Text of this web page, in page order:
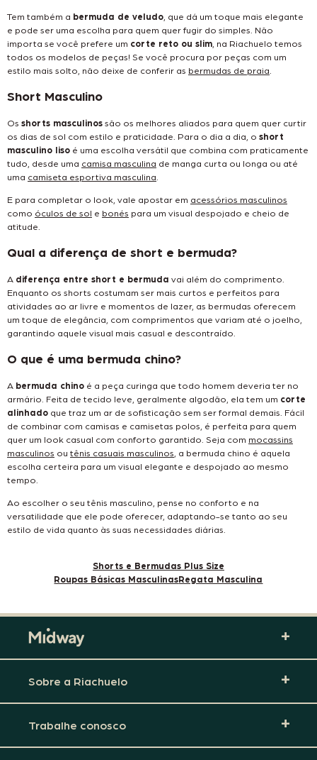
Tem também a bermuda de veludo , que dá um toque mais elegante
e pode ser uma escolha para quem quer fugir do simples. Não
importa se você prefere um corte reto ou slim , na Riachuelo temos
todos os modelos de peças! Se você procura por peças com um
estilo mais solto, não deixe de conferir as bermudas de praia
Short Masculino
Os shorts masculinossão os melhores aliados para quem quer curtir
os dias de sol com estilo e praticidade. Para o dia a dia, o short
masculino liso é uma escolha versátil que combina com praticamente
tudo, desde uma camisa masculina de manga curta ou longa ou até
uma camiseta esportiva masculina
E para completar o look, vale apostar em acessórios masculinos
como óculos de sol e bonés para um visual despojado e cheio de
atitude.
Qual a diferença de short e bermuda?
A diferença entre short e bermuda vai além do comprimento.
Enquanto os shorts costumam ser mais curtos e perfeitos para
atividades ao ar livre e momentos de lazer, as bermudas oferecem
um toque de elegância, com comprimentos que variam até o joelho,
garantindo aquele visual mais casual e descontraído.
O que é uma bermuda chino?
A bermuda chino é a peça curinga que todo homem deveria ter no
armário. Feita de tecido leve, geralmente algodão, ela tem um corte
alinhado que traz um ar de sofisticação sem ser formal demais. Fácil
de combinar com camisas e camisetas polos, é perfeita para quem
quer um look casual com conforto garantido. Seja com mocassins
masculinos ou tênis casuais masculinos , a bermuda chino é aquela
escolha certeira para um visual elegante e despojado ao mesmo
tempo.
Ao escolher o seu tênis masculino, pense no conforto e na
versatilidade que ele pode oferecer, adaptando-se tanto ao seu
estilo de vida quanto às suas necessidades diárias.
Shorts e Bermudas Plus Size
Roupas Básicas MasculinasRegata Masculina
Sobre a Riachuelo
Trabalhe conosco